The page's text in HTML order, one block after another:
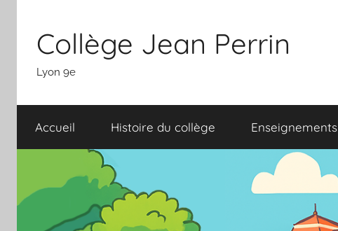
contenu
Collège Jean Perrin
Lyon 9e
Accueil Histoire du collège Enseignements